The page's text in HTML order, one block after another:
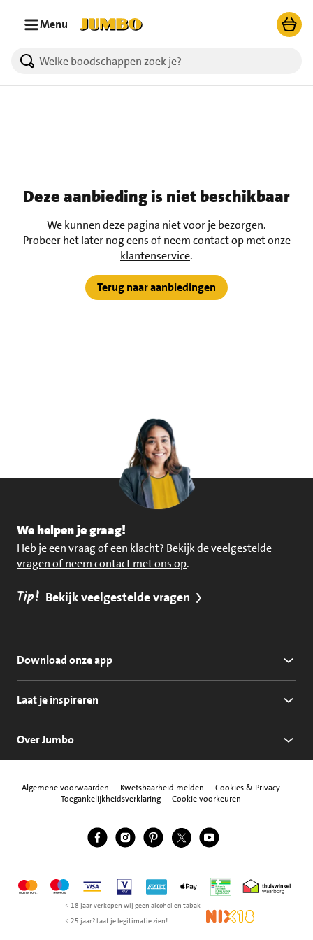
Menu
Deze aanbieding is niet beschikbaar
We kunnen deze pagina niet voor je bezorgen.
Probeer het later nog eens of neem contact op metonze
klantenservice.
Terug naar aanbiedingen
We helpen je graag!
Heb je een vraag of een klacht? Bekijk de veelgestelde
vragen of neem contact met ons op.
Tip! Bekijk veelgestelde vragen
Download onze app
Laat je inspireren
Over Jumbo
Algemene voorwaarden Kwetsbaarheid melden
Cookies & Privacy
Toegankelijkheidsverklaring
Cookie voorkeuren
Volg ons
Jumbo Facebook
Jumbo Instagram
Jumbo Pinterest
Jumbo Twitter
Jumbo YouTube
MastercardMaestroVisa Vpay American Express
Apple Pay Thuiswinkel
< 18 jaar verkopen wij geen alcohol en tabak
< 25 jaar? Laat je legitimatie zien!
NIX18